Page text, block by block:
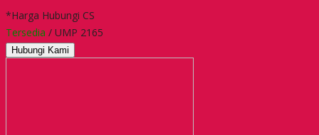
*Harga Hubungi CS
Tersedia / UMP 2165
Hubungi Kami